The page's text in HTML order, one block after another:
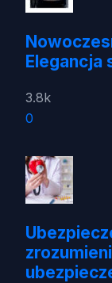
Elegancja
3.8k
0